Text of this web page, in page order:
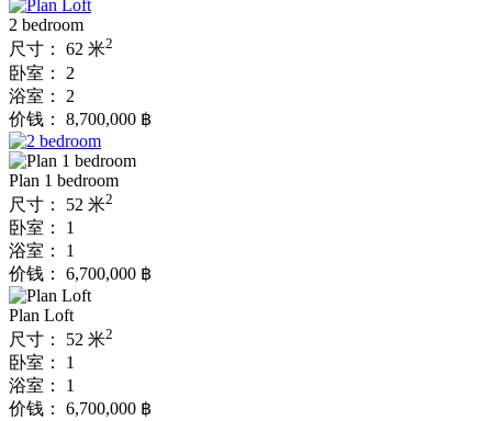
2 bedroom
尺寸：
62 米2
卧室：
2
浴室：
2
价钱：
8,700,000 ฿
Plan 1 bedroom
尺寸：
52 米2
卧室：
1
浴室：
1
价钱：
6,700,000 ฿
Plan Loft
尺寸：
52 米2
卧室：
1
浴室：
1
价钱：
6,700,000 ฿